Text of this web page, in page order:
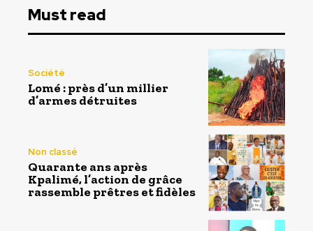
Must read
Société
Lomé : près d’un millier
d’armes détruites
Non classé
Quarante ans après
Kpalimé, l’action de grâce
rassemble prêtres et fidèles